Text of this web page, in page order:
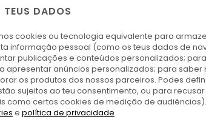
DADOS
cookies ou tecnologia equivalente para
informação pessoal (como os teus dados de
publicações e conteúdos personalizados;
apresentar anúncios personalizados; para saber
os produtos dos nossos parceiros. Podes
sujeitos ao teu consentimento, ou para
como certos cookies de medição de
e política de privacidade